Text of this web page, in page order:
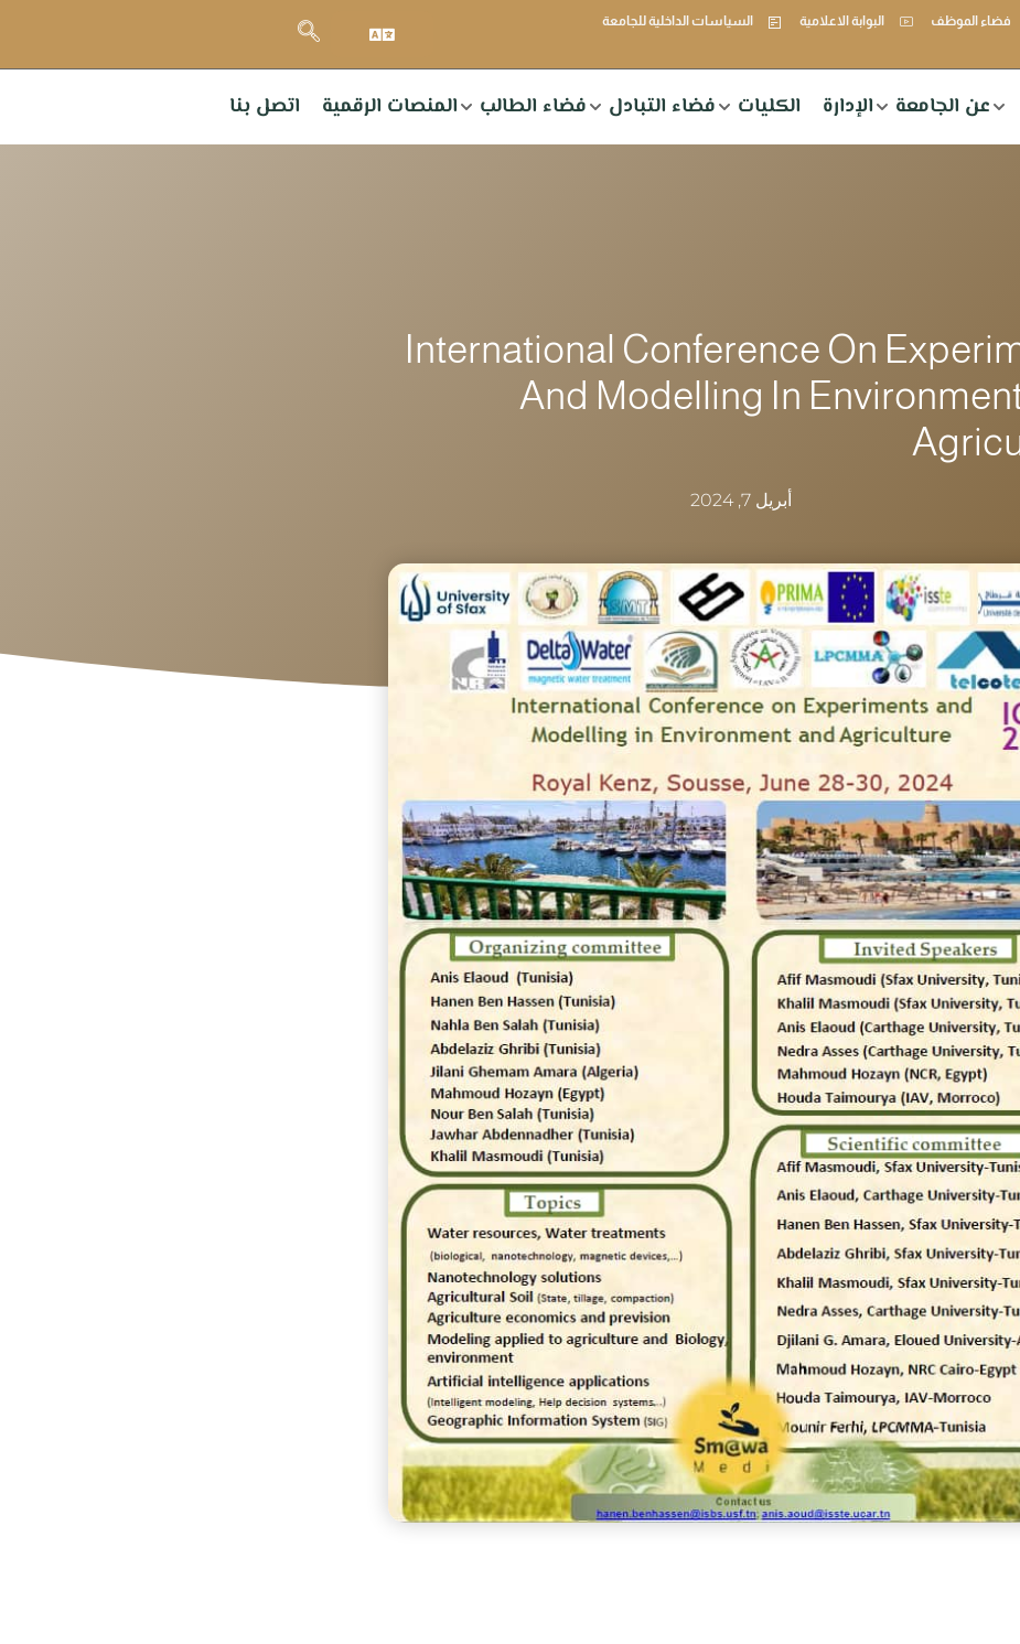
فضاء الموظف البوابة الاعلامية السياسات الداخلية للجامعة
عن الجامعة الإدارة الكليات فضاء التبادل فضاء الطالب المنصات الرقمية اتصل بنا
International Conference On
And Modelling In
أبريل 7, 2024